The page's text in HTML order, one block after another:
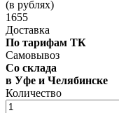
(в рублях)
1655
Доставка
По тарифам ТК
Самовывоз
Со склада
в Уфе и Челябинске
Количество